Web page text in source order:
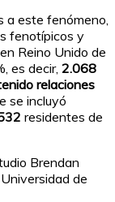
a este fenómeno,
fenotípicos y
Reino Unido de
es decir, 2.068
relaciones
se incluyó
residentes de
Brendan
de